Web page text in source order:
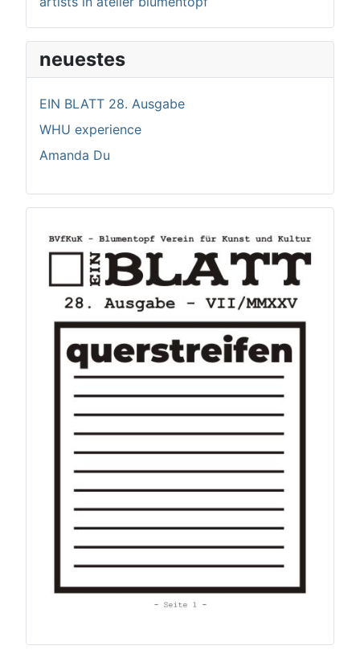
neuestes
EIN BLATT 28. Ausgabe
WHU experience
Amanda Du